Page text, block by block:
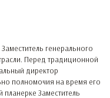
генерального
Перед традиционной
директор
полномочия на время его
Заместитель